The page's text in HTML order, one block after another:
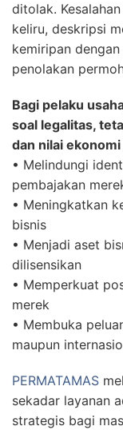
ditolak.
keliru, deskripsi
kemiripan
penolakan
Bagi pelaku
soal legalitas,
dan nilai
• Melindungi
pembajakan
• Meningkatkan
bisnis
• Menjadi aset
dilisensikan
• Memperkuat
merek
• Membuka
maupun
PERMATAMAS
sekadar layanan
strategis bagi